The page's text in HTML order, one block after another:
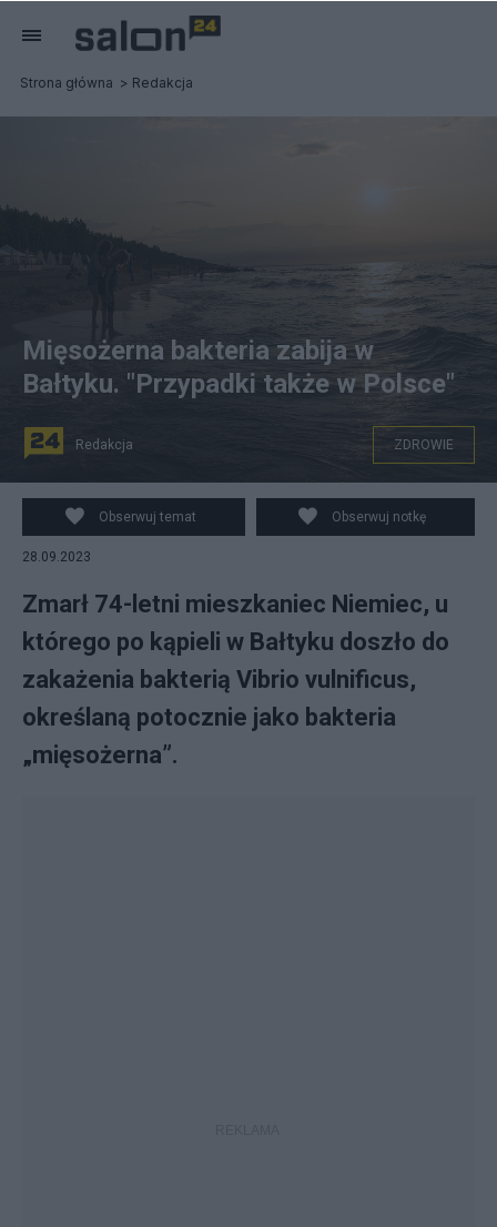
Strona główna Redakcja
Mięsożerna bakteria zabija w Bałtyku. Fot. Pixabay
Mięsożerna bakteria zabija w
Bałtyku. "Przypadki także w Polsce"
Redakcja ZDROWIE
Obserwuj temat Obserwuj notkę
28.09.2023
Zmarł 74-letni mieszkaniec Niemiec, u
którego po kąpieli w Bałtyku doszło do
zakażenia bakterią Vibrio vulnificus,
określaną potocznie jako bakteria
„mięsożerna”.